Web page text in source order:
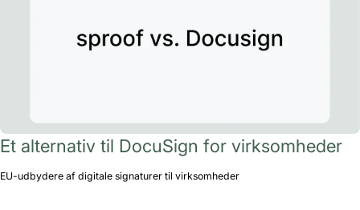
Et alternativ til DocuSign for virksomheder
EU-udbydere af digitale signaturer til virksomheder